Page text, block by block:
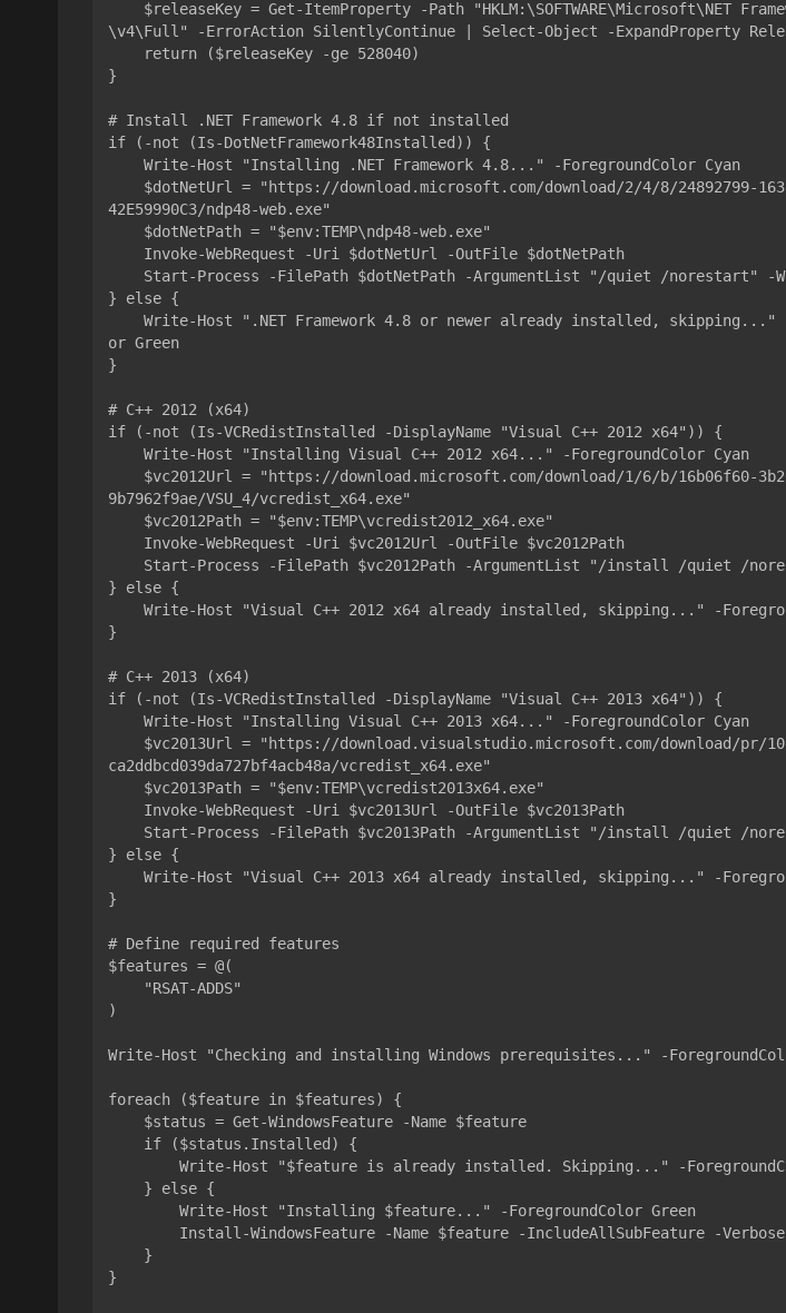
\v4\Full" -ErrorAction SilentlyContinue | Select-Object -ExpandProperty
}
# Install .NET Framework 4.8 if not installed
if (-not (Is-DotNetFramework48Installed)) {
42E59990C3/ndp48-web.exe"
} else {
or Green
}
# C++ 2012 (x64)
if (-not (Is-VCRedistInstalled -DisplayName "Visual C++ 2012 x64")) {
9b7962f9ae/VSU_4/vcredist_x64.exe"
} else {
}
# C++ 2013 (x64)
if (-not (Is-VCRedistInstalled -DisplayName "Visual C++ 2013 x64")) {
ca2ddbcd039da727bf4acb48a/vcredist_x64.exe"
} else {
}
# Define required features
$features = @(
)
Write-Host "Checking and installing Windows prerequisites..." -
foreach ($feature in $features) {
}